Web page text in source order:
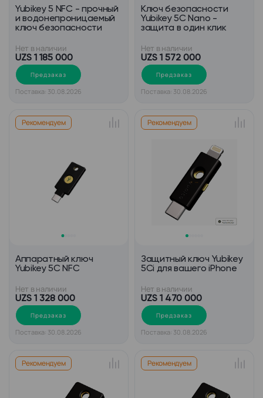
Yubikey 5 NFC - прочный
и водонепроницаемый
ключ безопасности
Нет в наличии
UZS 1 185 000
Предзаказ
Поставка: 30.08.2026
Ключ безопасности
Yubikey 5C Nano -
защита в один клик
Нет в наличии
UZS 1 572 000
Предзаказ
Поставка: 30.08.2026
Рекомендуем
Аппаратный ключ
Yubikey 5C NFC
Нет в наличии
UZS 1 328 000
Предзаказ
Поставка: 30.08.2026
Рекомендуем
Защитный ключ Yubikey
5Ci для вашего iPhone
Нет в наличии
UZS 1 470 000
Предзаказ
Поставка: 30.08.2026
Рекомендуем Рекомендуем